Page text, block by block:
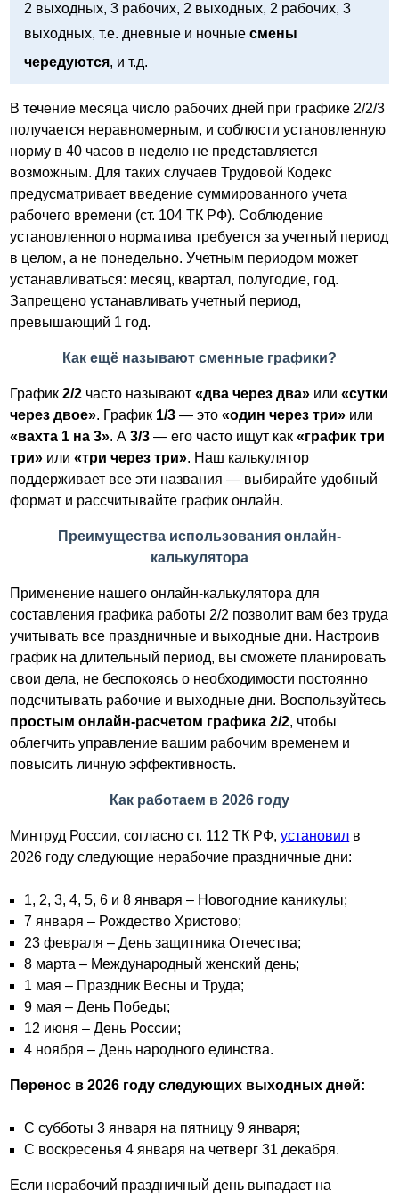
2 выходных, 3 рабочих, 2 выходных, 2 рабочих, 3
выходных, т.е. дневные и ночныесмены
чередуются, и т.д.
В течение месяца число рабочих дней при графике 2/2/3
получается неравномерным, и соблюсти установленную
норму в 40 часов в неделю не представляется
возможным. Для таких случаев Трудовой Кодекс
предусматривает введение суммированного учета
рабочего времени (ст. 104 ТК РФ). Соблюдение
установленного норматива требуется за учетный период
в целом, а не понедельно. Учетным периодом может
устанавливаться: месяц, квартал, полугодие, год.
Запрещено устанавливать учетный период,
превышающий 1 год.
Как ещё называют сменные графики?
График2/2 часто называют«два через два» или«сутки
через двое». График 1/3 — это«один через три» или
«вахта 1 на 3». А3/3 — его часто ищут как«график три
три» или«три через три». Наш калькулятор
поддерживает все эти названия — выбирайте удобный
формат и рассчитывайте график онлайн.
Преимущества использования онлайн-
калькулятора
Применение нашего онлайн-калькулятора для
составления графика работы 2/2 позволит вам без труда
учитывать все праздничные и выходные дни. Настроив
график на длительный период, вы сможете планировать
свои дела, не беспокоясь о необходимости постоянно
подсчитывать рабочие и выходные дни. Воспользуйтесь
простым онлайн-расчетом графика 2/2, чтобы
облегчить управление вашим рабочим временем и
повысить личную эффективность.
Как работаем в 2026 году
Минтруд России, согласно ст. 112 ТК РФ,установил в
2026 году следующие нерабочие праздничные дни:
1, 2, 3, 4, 5, 6 и 8 января – Новогодние каникулы;
7 января – Рождество Христово;
23 февраля – День защитника Отечества;
8 марта – Международный женский день;
1 мая – Праздник Весны и Труда;
9 мая – День Победы;
12 июня – День России;
4 ноября – День народного единства.
Перенос в 2026 году следующих выходных дней:
С субботы 3 января на пятницу 9 января;
С воскресенья 4 января на четверг 31 декабря.
Если нерабочий праздничный день выпадает на